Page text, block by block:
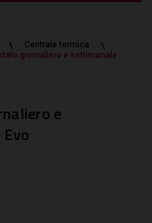
Centrale termica
giornaliero e settimanale
e